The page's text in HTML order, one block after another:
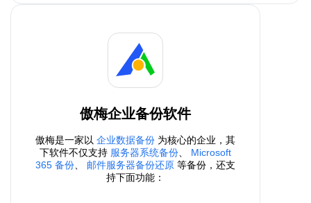
傲梅企业备份软件
傲梅是一家以 企业数据备份 为核心的企业，其
下软件不仅支持 服务器系统备份、 Microsoft
365 备份、 邮件服务器备份还原 等备份，还支
持下面功能：